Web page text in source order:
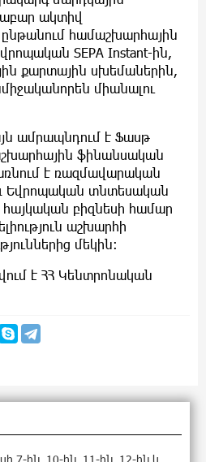
ակտիվ
ընթանում համաշխարհային
SEPA Instant-ին,
քարտային սխեմաներին,
միանալու
ամրապնդում է Ֆասթ
ֆինանսական
է ռազմավարական
Եվրոպական տնտեսական
բիզնեսի համար
աշխարհի
մեկին։
է ՀՀ Կենտրոնական
7-ին, 10-ին, 11-ին, 12-ին և